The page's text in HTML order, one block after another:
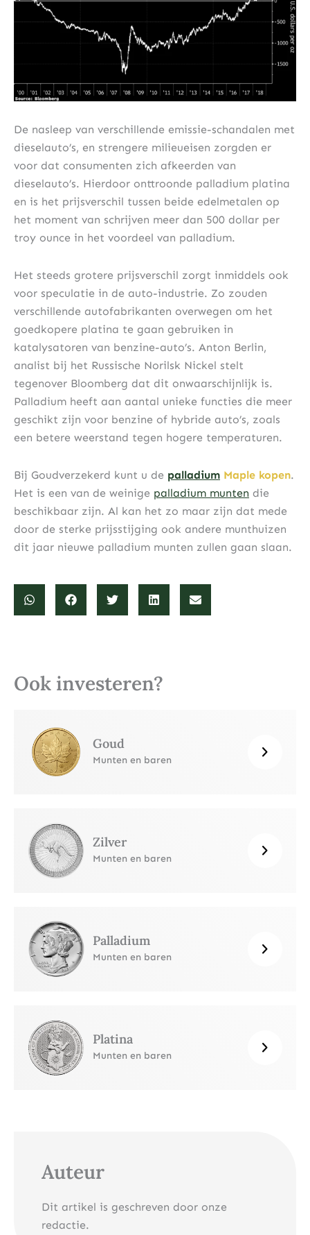
De nasleep van verschillende emissie-schandalen met
dieselauto’s, en strengere milieueisen zorgden er
voor dat consumenten zich afkeerden van
dieselauto’s. Hierdoor onttroonde palladium platina
en is het prijsverschil tussen beide edelmetalen op
het moment van schrijven meer dan 500 dollar per
troy ounce in het voordeel van palladium.
Het steeds grotere prijsverschil zorgt inmiddels ook
voor speculatie in de auto-industrie. Zo zouden
verschillende autofabrikanten overwegen om het
goedkopere platina te gaan gebruiken in
katalysatoren van benzine-auto’s. Anton Berlin,
analist bij het Russische Norilsk Nickel stelt
tegenover Bloomberg dat dit onwaarschijnlijk is.
Palladium heeft aan aantal unieke functies die meer
geschikt zijn voor benzine of hybride auto’s, zoals
een betere weerstand tegen hogere temperaturen.
Bij Goudverzekerd kunt u de palladium Maple kopen.
Het is een van de weinige palladium munten die
beschikbaar zijn. Al kan het zo maar zijn dat mede
door de sterke prijsstijging ook andere munthuizen
dit jaar nieuwe palladium munten zullen gaan slaan.
Ook investeren?
Goud
Munten en baren
Zilver
Munten en baren
Palladium
Munten en baren
Platina
Munten en baren
Auteur
Dit artikel is geschreven door onze
redactie.